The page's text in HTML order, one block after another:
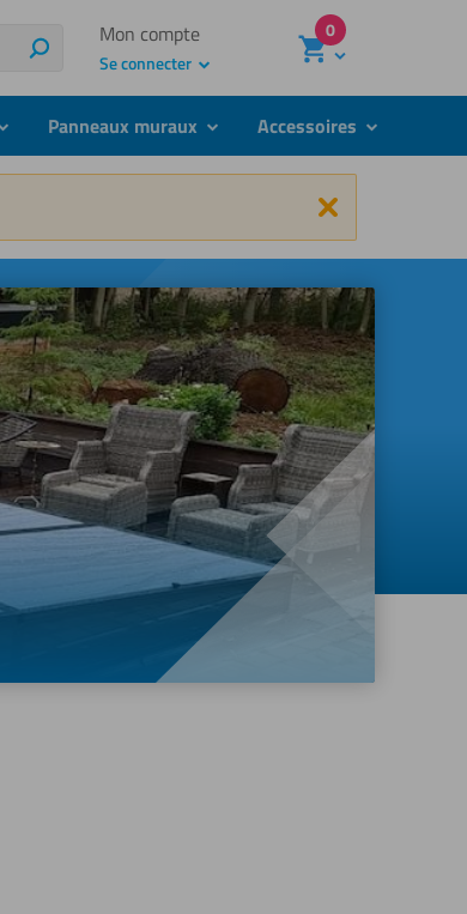
Rechercher
Mon compte
Se connecter
0
submenuPanneaux muraux submenuAccessoires submenu
Fermer